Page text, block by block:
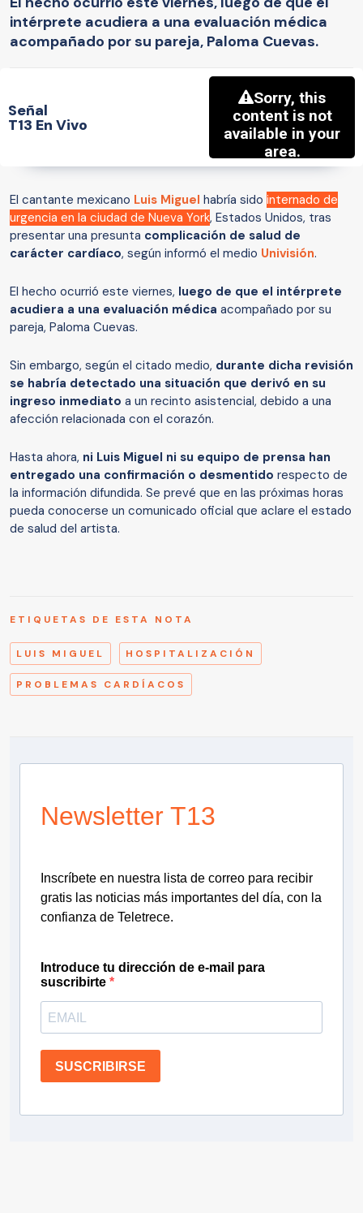
intérprete acudiera a una evaluación médica
acompañado por su pareja, Paloma Cuevas.
Señal
T13 En Vivo
El cantante mexicano Luis Miguel habría sido internado de
urgencia en la ciudad de Nueva York, Estados Unidos, tras
presentar una presunta complicación de salud de
carácter cardíaco, según informó el medio Univisión.
El hecho ocurrió este viernes, luego de que el intérprete
acudiera a una evaluación médica acompañado por su
pareja, Paloma Cuevas.
Sin embargo, según el citado medio, durante dicha revisión
se habría detectado una situación que derivó en su
ingreso inmediato a un recinto asistencial, debido a una
afección relacionada con el corazón.
Hasta ahora, ni Luis Miguel ni su equipo de prensa han
entregado una confirmación o desmentido respecto de
la información difundida. Se prevé que en las próximas horas
pueda conocerse un comunicado oficial que aclare el estado
de salud del artista.
ETIQUETAS DE ESTA NOTA
LUIS MIGUEL HOSPITALIZACIÓN
PROBLEMAS CARDÍACOS
Newsletter T13
Inscríbete en nuestra lista de correo para recibir
gratis las noticias más importantes del día, con la
confianza de Teletrece.
Introduce tu dirección de e-mail para
suscribirte
SUSCRIBIRSE